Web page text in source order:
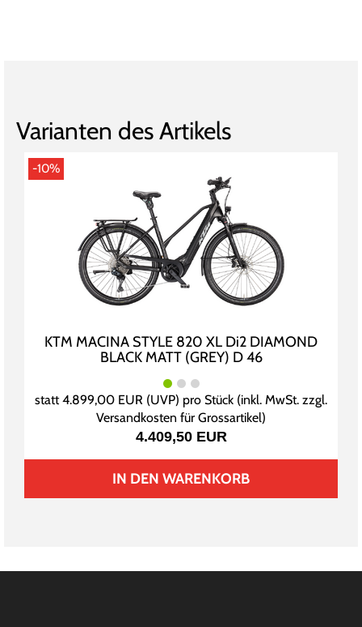
Varianten des Artikels
-10%
KTM MACINA STYLE 820 XL Di2 DIAMOND
BLACK MATT (GREY) D 46
statt4.899,00 EUR (UVP) pro Stück (inkl. MwSt. zzgl.
Versandkosten für Grossartikel)
4.409,50 EUR
IN DEN WARENKORB